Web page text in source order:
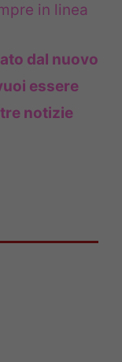
in linea
dal nuovo
essere
notizie